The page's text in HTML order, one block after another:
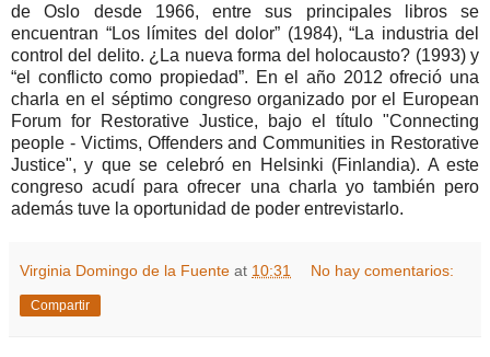
de Oslo desde 1966, entre sus principales libros se
encuentran “Los límites del dolor” (1984), “La industria del
control del delito. ¿La nueva forma del holocausto? (1993) y
“el conflicto como propiedad”. En el año 2012 ofreció una
charla en el séptimo congreso organizado por el European
Forum for Restorative Justice, bajo el título "Connecting
people - Victims, Offenders and Communities in Restorative
Justice", y que se celebró en Helsinki (Finlandia). A este
congreso acudí para ofrecer una charla yo también pero
además tuve la oportunidad de poder entrevistarlo.
Virginia Domingo de la Fuente at 10:31 No hay comentarios:
Compartir